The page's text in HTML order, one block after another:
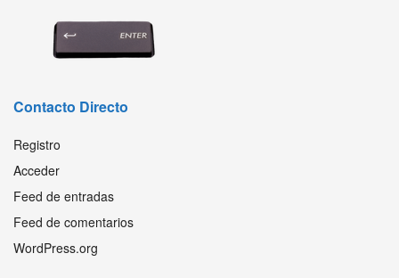
Contacto Directo
Registro
Acceder
Feed de entradas
Feed de comentarios
WordPress.org